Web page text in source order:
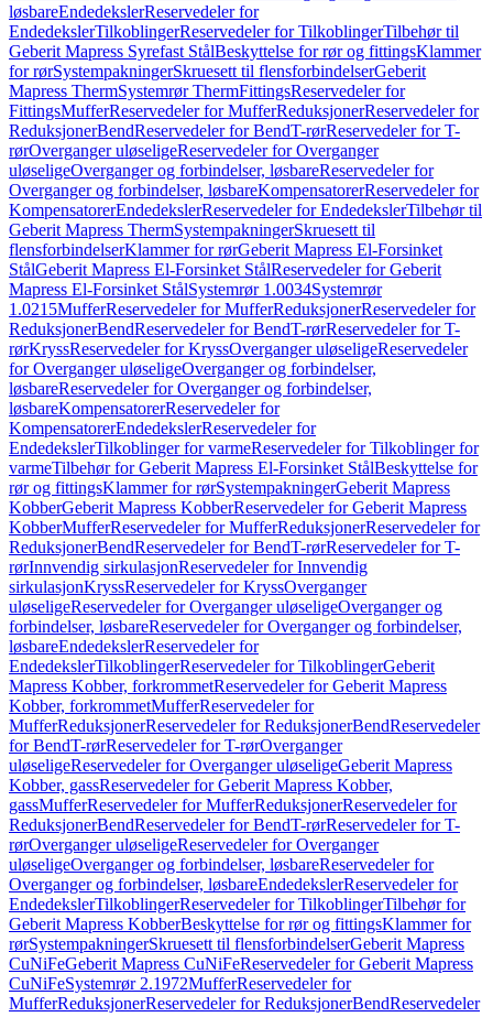
løsbareEndedekslerReservedeler for
EndedekslerTilkoblingerReservedeler for TilkoblingerTilbehør til
Geberit Mapress Syrefast StålBeskyttelse for rør og fittingsKlammer
for rørSystempakningerSkruesett til flensforbindelserGeberit
Mapress ThermSystemrør ThermFittingsReservedeler for
FittingsMufferReservedeler for MufferReduksjonerReservedeler for
ReduksjonerBendReservedeler for BendT-rørReservedeler for T-
rørOverganger uløseligeReservedeler for Overganger
uløseligeOverganger og forbindelser, løsbareReservedeler for
Overganger og forbindelser, løsbareKompensatorerReservedeler for
KompensatorerEndedekslerReservedeler for EndedekslerTilbehør til
Geberit Mapress ThermSystempakningerSkruesett til
flensforbindelserKlammer for rørGeberit Mapress El-Forsinket
StålGeberit Mapress El-Forsinket StålReservedeler for Geberit
Mapress El-Forsinket StålSystemrør 1.0034Systemrør
1.0215MufferReservedeler for MufferReduksjonerReservedeler for
ReduksjonerBendReservedeler for BendT-rørReservedeler for T-
rørKryssReservedeler for KryssOverganger uløseligeReservedeler
for Overganger uløseligeOverganger og forbindelser,
løsbareReservedeler for Overganger og forbindelser,
løsbareKompensatorerReservedeler for
KompensatorerEndedekslerReservedeler for
EndedekslerTilkoblinger for varmeReservedeler for Tilkoblinger for
varmeTilbehør for Geberit Mapress El-Forsinket StålBeskyttelse for
rør og fittingsKlammer for rørSystempakningerGeberit Mapress
KobberGeberit Mapress KobberReservedeler for Geberit Mapress
KobberMufferReservedeler for MufferReduksjonerReservedeler for
ReduksjonerBendReservedeler for BendT-rørReservedeler for T-
rørInnvendig sirkulasjonReservedeler for Innvendig
sirkulasjonKryssReservedeler for KryssOverganger
uløseligeReservedeler for Overganger uløseligeOverganger og
forbindelser, løsbareReservedeler for Overganger og forbindelser,
løsbareEndedekslerReservedeler for
EndedekslerTilkoblingerReservedeler for TilkoblingerGeberit
Mapress Kobber, forkrommetReservedeler for Geberit Mapress
Kobber, forkrommetMufferReservedeler for
MufferReduksjonerReservedeler for ReduksjonerBendReservedeler
for BendT-rørReservedeler for T-rørOverganger
uløseligeReservedeler for Overganger uløseligeGeberit Mapress
Kobber, gassReservedeler for Geberit Mapress Kobber,
gassMufferReservedeler for MufferReduksjonerReservedeler for
ReduksjonerBendReservedeler for BendT-rørReservedeler for T-
rørOverganger uløseligeReservedeler for Overganger
uløseligeOverganger og forbindelser, løsbareReservedeler for
Overganger og forbindelser, løsbareEndedekslerReservedeler for
EndedekslerTilkoblingerReservedeler for TilkoblingerTilbehør for
Geberit Mapress KobberBeskyttelse for rør og fittingsKlammer for
rørSystempakningerSkruesett til flensforbindelserGeberit Mapress
CuNiFeGeberit Mapress CuNiFeReservedeler for Geberit Mapress
CuNiFeSystemrør 2.1972MufferReservedeler for
MufferReduksjonerReservedeler for ReduksjonerBendReservedeler